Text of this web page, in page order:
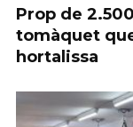
Prop de
tomàquet
hortalissa